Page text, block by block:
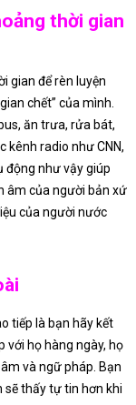
thời gian
gian để rèn luyện
chết” của mình.
ăn trưa, rửa bát,
kênh radio như CNN,
động như vậy giúp
âm của người bản xứ
của người nước
tiếp là bạn hãy kết
với họ hàng ngày, họ
và ngữ pháp. Bạn
sẽ thấy tự tin hơn khi